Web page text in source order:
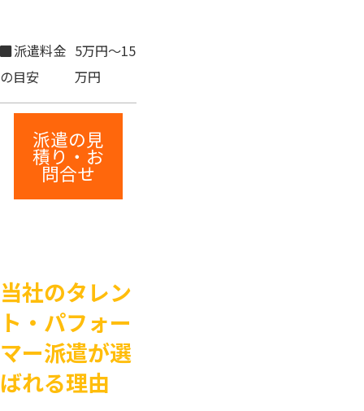
派遣料金
の目安
5万円〜15
万円
派遣の見
積り・お
問合せ
当社のタレン
ト・パフォー
マー派遣が選
ばれる理由